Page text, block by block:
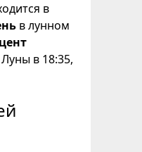
в
в лунном
Луны в 18:35,